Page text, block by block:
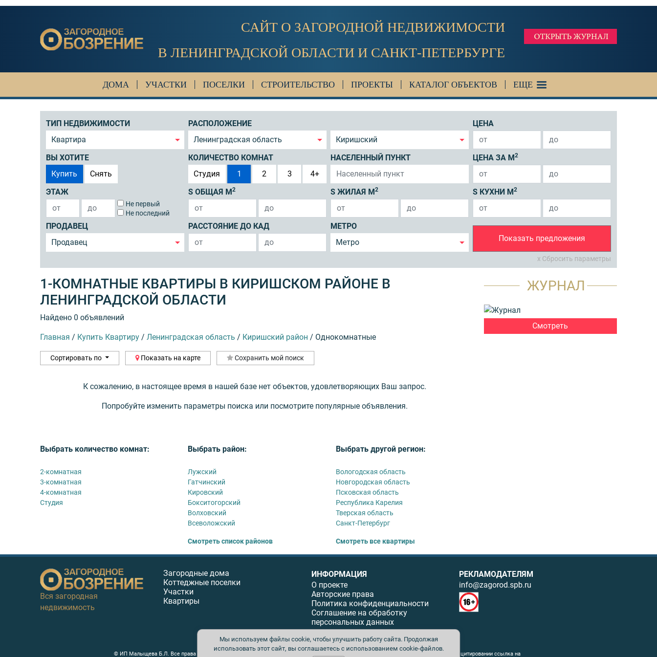
САЙТ О ЗАГОРОДНОЙ НЕДВИЖИМОСТИ
В ЛЕНИНГРАДСКОЙ ОБЛАСТИ И САНКТ-ПЕТЕРБУРГЕ
ДОМА УЧАСТКИ ПОСЕЛКИ СТРОИТЕЛЬСТВО ПРОЕКТЫ КАТАЛОГ ОБЪЕКТОВ ЕЩЕ
ТИП НЕДВИЖИМОСТИ
Квартира
РАСПОЛОЖЕНИЕ
Ленинградская область
Киришский
ЦЕНА
ВЫ ХОТИТЕ
Купить
Снять
КОЛИЧЕСТВО КОМНАТ
Студия
1 2 3 4+
НАСЕЛЕННЫЙ ПУНКТ ЦЕНА ЗА М 2
ЭТАЖ
Не первый
Не последний
S ОБЩАЯ М 2 S ЖИЛАЯ М 2 S КУХНИ М 2
ПРОДАВЕЦ
Продавец
РАССТОЯНИЕ ДО КАД
МЕТРО
Метро
Показать предложения
x Сбросить параметры
1-КОМНАТНЫЕ КВАРТИРЫ В КИРИШСКОМ РАЙОНЕ В
ЛЕНИНГРАДСКОЙ ОБЛАСТИ
Найдено 0 объявлений
Главная / Купить Квартиру / Ленинградская область / Киришский район / Однокомнатные
Сортировать по Показать на карте Сохранить мой поиск
К сожалению, в настоящее время в нашей базе нет объектов, удовлетворяющих Ваш запрос.
Попробуйте изменить параметры поиска или посмотрите популярные объявления.
Выбрать количество комнат:
2-комнатная
3-комнатная
4-комнатная
Студия
Выбрать район:
Лужский
Гатчинский
Кировский
Бокситогорский
Волховский
Всеволожский
Смотреть список районов
Выбрать другой регион:
Вологодская область
Новгородская область
Псковская область
Республика Карелия
Тверская область
Санкт-Петербург
Смотреть все квартиры
ЖУРНАЛ
Смотреть
Вся загородная
недвижимость
Загородные дома
Коттеджные поселки
Участки
Квартиры
ИНФОРМАЦИЯ
О проекте
Авторские права
Политика конфиденциальности
Соглашение на обработку
персональных данных
РЕКЛАМОДАТЕЛЯМ
info@zagorod.spb.ru
© ИП Малыщева Б.Л. Все права защищены. Перепечатка материалов данного сайта возможна только с письменного разрешения. При цитировании ссылка на
Мы используем файлы cookie, чтобы улучшить работу сайта. Продолжая
использовать этот сайт, вы соглашаетесь с использованием cookie-файлов.